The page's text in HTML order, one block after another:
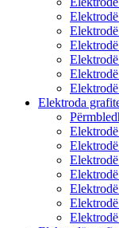
Elektroda